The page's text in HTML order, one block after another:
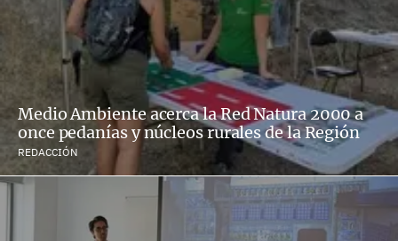
Medio Ambiente acerca la Red Natura 2000 a
once pedanías y núcleos rurales de la Región
REDACCIÓN